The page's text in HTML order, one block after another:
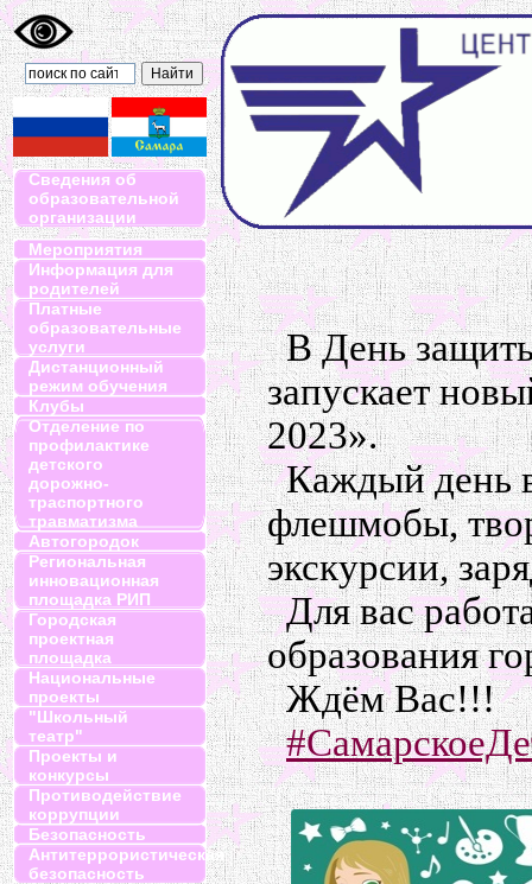
Сведения об
образовательной
организации
Мероприятия
Информация для
родителей
Платные
образовательные
услуги
Дистанционный
режим обучения
Клубы
Отделение по
профилактике
детского
дорожно-
траспортного
травматизма
Автогородок
Региональная
инновационная
площадка РИП
Городская
проектная
площадка
Национальные
проекты
"Школьный
театр"
Проекты и
конкурсы
Противодействие
коррупции
Безопасность
Антитеррористическая
безопасность
В День
запускает
2023».
Каждый день
флешмобы,
экскурсии,
Для вас
образования
Ждём Вас!!!